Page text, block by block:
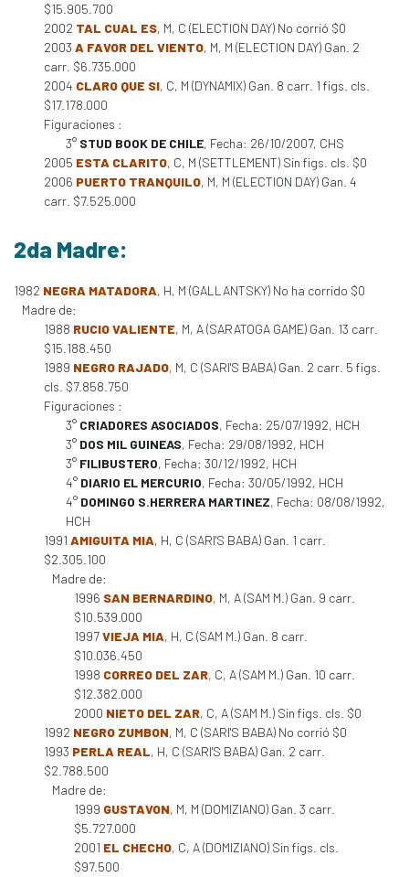
$15.905.700
2002 TAL CUAL ES, M, C (ELECTION DAY) No corrió $0
2003 A FAVOR DEL VIENTO, M, M (ELECTION DAY) Gan. 2
carr. $6.735.000
2004 CLARO QUE SI, C, M (DYNAMIX) Gan. 8 carr. 1 figs. cls.
$17.178.000
Figuraciones :
3° STUD BOOK DE CHILE, Fecha: 26/10/2007, CHS
2005 ESTA CLARITO, C, M (SETTLEMENT) Sin figs. cls. $0
2006 PUERTO TRANQUILO, M, M (ELECTION DAY) Gan. 4
carr. $7.525.000
2da Madre:
1982 NEGRA MATADORA, H, M (GALLANTSKY) No ha corrido $0
Madre de:
1988 RUCIO VALIENTE, M, A (SARATOGA GAME) Gan. 13 carr.
$15.188.450
1989 NEGRO RAJADO, M, C (SARI'S BABA) Gan. 2 carr. 5 figs.
cls. $7.858.750
Figuraciones :
3° CRIADORES ASOCIADOS, Fecha: 25/07/1992, HCH
3° DOS MIL GUINEAS, Fecha: 29/08/1992, HCH
3° FILIBUSTERO, Fecha: 30/12/1992, HCH
4° DIARIO EL MERCURIO, Fecha: 30/05/1992, HCH
4° DOMINGO S.HERRERA MARTINEZ, Fecha: 08/08/1992,
HCH
1991 AMIGUITA MIA, H, C (SARI'S BABA) Gan. 1 carr.
$2.305.100
Madre de:
1996 SAN BERNARDINO, M, A (SAM M.) Gan. 9 carr.
$10.539.000
1997VIEJA MIA, H, C (SAM M.) Gan. 8 carr.
$10.036.450
1998 CORREO DEL ZAR, C, A (SAM M.) Gan. 10 carr.
$12.382.000
2000 NIETO DEL ZAR, C, A (SAM M.) Sin figs. cls. $0
1992 NEGRO ZUMBON, M, C (SARI'S BABA) No corrió $0
1993 PERLA REAL, H, C (SARI'S BABA) Gan. 2 carr.
$2.788.500
Madre de:
1999 GUSTAVON, M, M (DOMIZIANO) Gan. 3 carr.
$5.727.000
2001 EL CHECHO, C, A (DOMIZIANO) Sin figs. cls.
$97.500